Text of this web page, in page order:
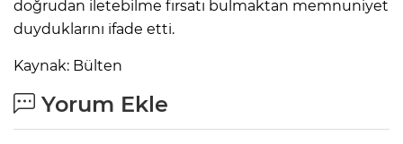
doğrudan iletebilme fırsatı bulmaktan memnuniyet
duyduklarını ifade etti.
Kaynak: Bülten
Yorum Ekle